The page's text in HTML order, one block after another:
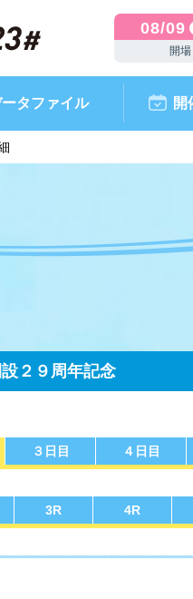
08/09
開場
今節の進入コース別成績
ータファイル
記念競走優勝選手一覧
開
２９周年記念
３日目 ４日目
3R 4R